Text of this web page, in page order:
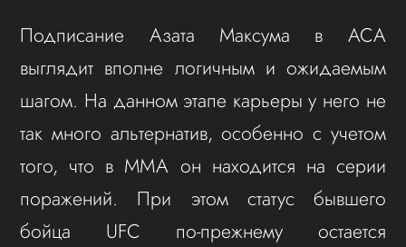
Подписание Азата Максума в ACA
выглядит вполне логичным и ожидаемым
шагом. На данном этапе карьеры у него не
так много альтернатив, особенно с учетом
того, что в ММА он находится на серии
поражений. При этом статус бывшего
бойца UFC по-прежнему остается